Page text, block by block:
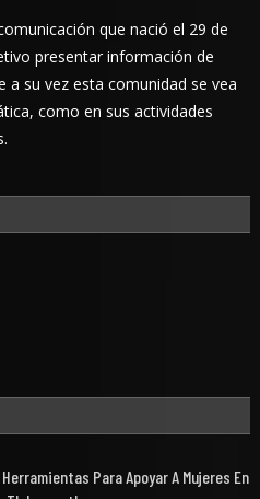
que nació el 29 de
presentar información de
a su vez esta comunidad se vea
como en sus actividades
Para Apoyar A Mujeres En